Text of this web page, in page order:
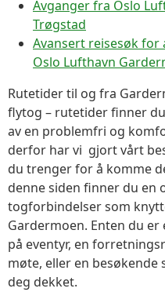
Avganger fra Oslo
Trøgstad
Avansert reisesøk for
Oslo Lufthavn
Rutetider til og fra
flytog – rutetider finner
av en problemfri og
derfor har vi gjort vårt
du trenger for å komme
denne siden finner du en
togforbindelser som
Gardermoen. Enten du
på eventyr, en
møte, eller en
deg dekket.